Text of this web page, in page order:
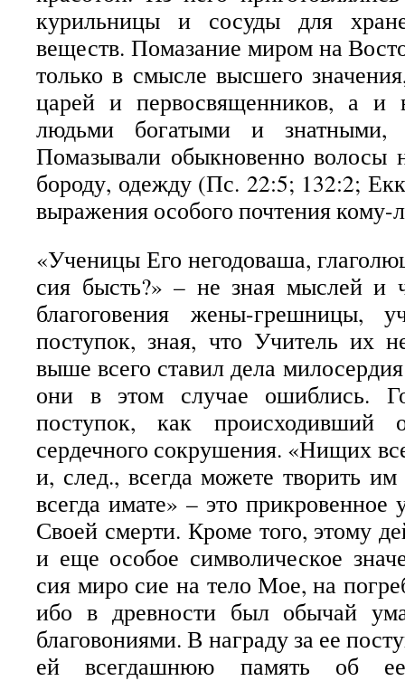
курильницы и сосуды для
веществ. Помазание миром на
только в смысле высшего
царей и первосвященников, а и
людьми богатыми и знатными,
Помазывали обыкновенно волосы
бороду, одежду (Пс. 22:5; 132:2;
выражения особого почтения кому-
«Ученицы Его негодоваша,
сия бысть?» – не зная мыслей и
благоговения жены-грешницы,
поступок, зная, что Учитель их
выше всего ставил дела
они в этом случае ошиблись.
поступок, как
сердечного сокрушения. «Нищих
и, след., всегда можете творить
всегда имате» – это прикровенное
Своей смерти. Кроме того, этому
и еще особое символическое
сия миро сие на тело Мое, на
ибо в древности был обычай
благовониями. В награду за ее
ей всегдашнюю память об